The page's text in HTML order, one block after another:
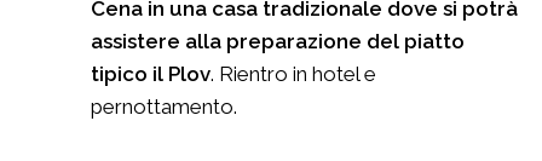
Cena in una casa tradizionale dove si potrà
assistere alla preparazione del piatto
tipico il Plov. Rientro in hotel e
pernottamento.